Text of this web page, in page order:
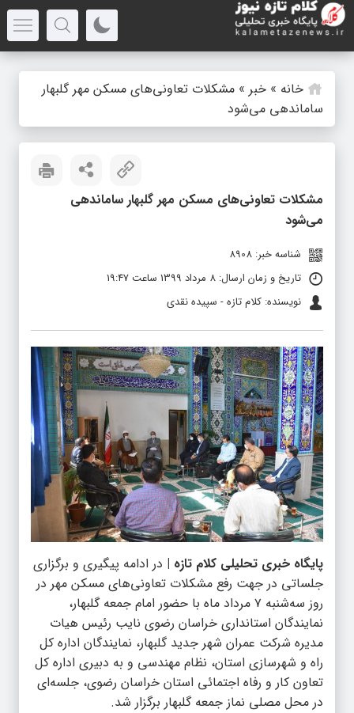
خانه » خبر » مشکلات تعاونی‌های مسکن مهر گلبهار
ساماندهی می‌شود
مشکلات تعاونی‌های مسکن مهر گلبهار ساماندهی
می‌شود
شناسه خبر: 8908
تاریخ و زمان ارسال: 8 مرداد 1399 ساعت 19:47
نویسنده: کلام تازه - سپیده نقدی
پایگاه خبری تحلیلی کلام تازه | در ادامه پیگیری و برگزاری
جلساتی در جهت رفع مشکلات تعاونی‌های مسکن مهر در
روز سه‌شنبه ۷ مرداد ماه با حضور امام جمعه گلبهار،
نمایندگان استانداری خراسان رضوی نایب رئیس هیات
مدیره شرکت عمران شهر جدید گلبهار، نمایندگان اداره کل
راه و شهر‌سازی استان، نظام مهندسی و به دبیری اداره کل
تعاون کار و رفاه اجتمائی استان خراسان رضوی، جلسه‌ای
در محل مصلی نماز جمعه گلبهار برگزار شد.